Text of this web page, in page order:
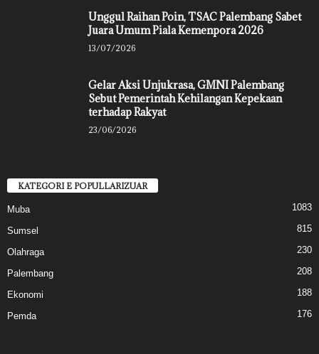
Unggul Raihan Poin, TSAC Palembang Sabet
Juara Umum Piala Kemenpora 2026
13/07/2026
Gelar Aksi Unjukrasa, GMNI Palembang
Sebut Pemerintah Kehilangan Kepekaan
terhadap Rakyat
23/06/2026
KATEGORI E POPULLARIZUAR
Muba 1083
Sumsel 815
Olahraga 230
Palembang 208
Ekonomi 188
Pemda 176